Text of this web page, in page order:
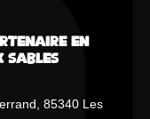
en
Sables
85340 Les